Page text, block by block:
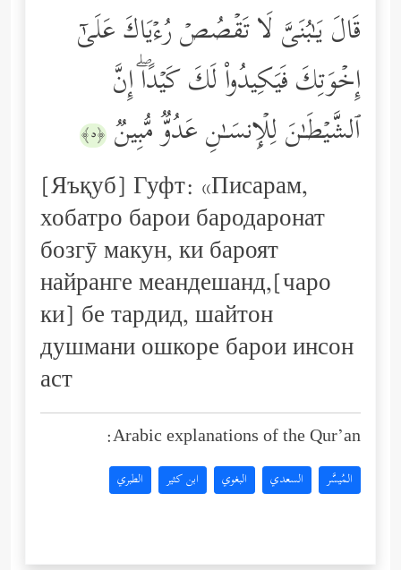
قَالَ یَـٰبُنَیَّ لَا تَقۡصُصۡ رُءۡیَاكَ عَلَىٰۤ
إِخۡوَتِكَ فَیَكِیدُواْ لَكَ كَیۡدًاۖ إِنَّ
ٱلشَّیۡطَـٰنَ لِلۡإِنسَـٰنِ عَدُوࣱّ مُّبِینࣱ ﴿٥﴾
[Яъқуб] Гуфт: «Писарам,
хобатро барои бародаронат
бозгӯ макун, ки бароят
найранге меандешанд,[чаро
ки] бе тардид, шайтон
душмани ошкоре барои инсон
аст
Arabic explanations of the Qur’an:
المُيسَّر السعدي البغوي ابن كثير الطبري